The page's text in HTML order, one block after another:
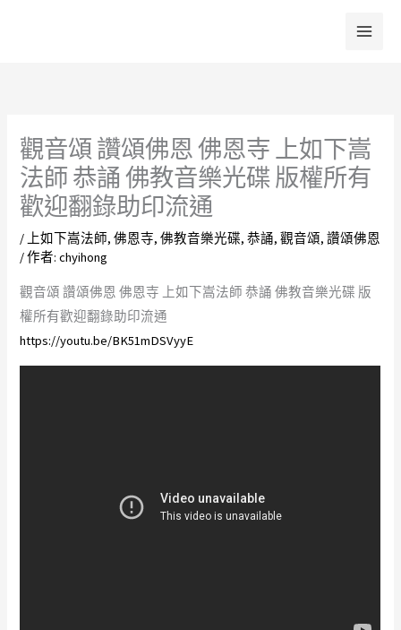
觀音頌 讚頌佛恩 佛恩寺 上如下嵩
法師 恭誦 佛教音樂光碟 版權所有
歡迎翻錄助印流通
/ 上如下嵩法師,佛恩寺,佛教音樂光碟,恭誦,觀音頌,讚頌佛恩
/ 作者:chyihong
觀音頌 讚頌佛恩 佛恩寺 上如下嵩法師 恭誦 佛教音樂光碟 版
權所有歡迎翻錄助印流通
https://youtu.be/BK51mDSVyyE